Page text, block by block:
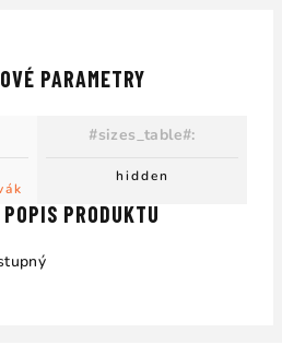
PRODUKTU
PARAMETRY
#sizes_table#:
hidden